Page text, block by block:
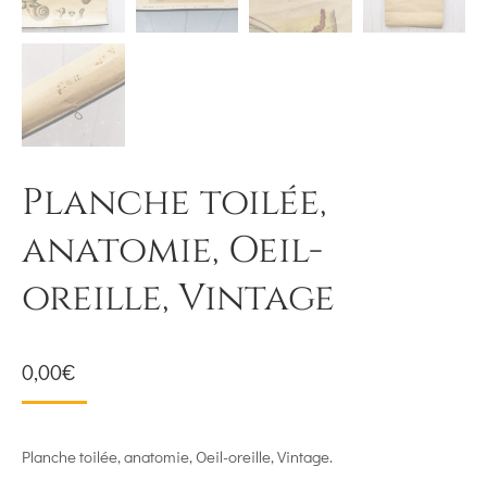
Planche toilée,
anatomie, Oeil-
oreille, Vintage
0,00€
Planche toilée, anatomie, Oeil-oreille, Vintage.